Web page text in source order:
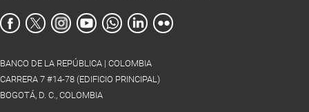
BANCO DE LA REPÚBLICA | COLOMBIA
CARRERA 7 #14-78 (EDIFICIO PRINCIPAL)
BOGOTÁ, D. C., COLOMBIA